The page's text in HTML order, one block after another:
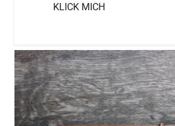
KLICK MICH